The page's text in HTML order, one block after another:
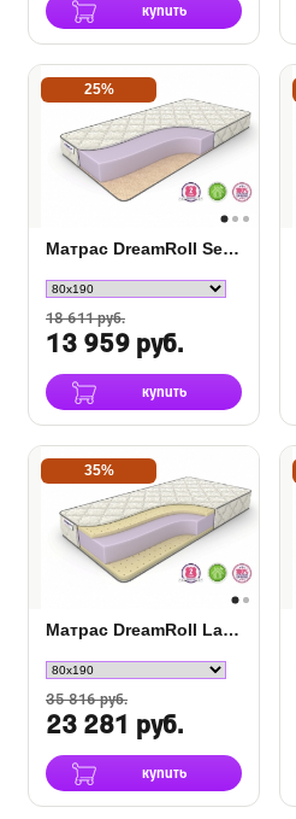
купить
25%
Матрас DreamRoll Season Max
18 611 руб.
13 959 руб.
купить
35%
Матрас DreamRoll Latex Dual
35 816 руб.
23 281 руб.
купить